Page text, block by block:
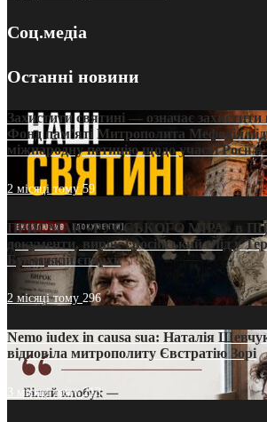
Соц.медіа
Останні новини
Захистити святині — означає захистити
Фонд пам’яті Митрополита Мефодія
міжнародну петицію щодо участі
2 місяці тому59
ПРИСМАК «РУССЬКОГО МІРА» в ПЦУ:
документи, вирок і російський слід у
Бучацькій єпархії
2 місяці тому 296
Nemo iudex in causa sua: Наталія
відповіла митрополиту Євстратію Зорі
3 місяці тому213